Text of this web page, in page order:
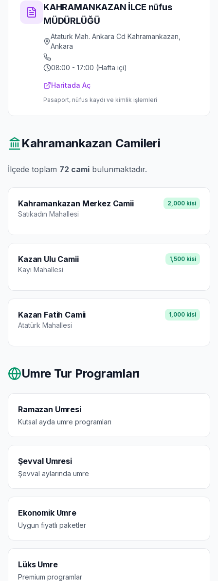
KAHRAMANKAZAN İLCE nüfus
MÜDÜRLÜĞÜ
Ataturk Mah. Ankara Cd Kahramankazan,
Ankara
08:00 - 17:00 (Hafta içi)
Haritada Aç
Pasaport, nüfus kaydı ve kimlik işlemleri
Kahramankazan Camileri
İlçede toplam 72 cami bulunmaktadır.
Kahramankazan Merkez Camii
Satıkadın Mahallesi
2,000 kisi
Kazan Ulu Camii
Kayı Mahallesi
1,500 kisi
Kazan Fatih Camii
Atatürk Mahallesi
1,000 kisi
Umre Tur Programları
Ramazan Umresi
Kutsal ayda umre programları
Şevval Umresi
Şevval aylarında umre
Ekonomik Umre
Uygun fiyatlı paketler
Lüks Umre
Premium programlar